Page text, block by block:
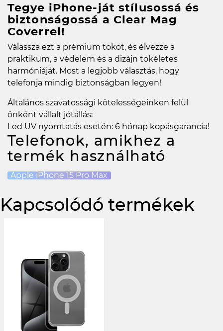
Tegye iPhone-ját stílusossá és
biztonságossá a Clear Mag
Coverrel!
Válassza ezt a prémium tokot, és élvezze a
praktikum, a védelem és a dizájn tökéletes
harmóniáját. Most a legjobb választás, hogy
telefonja mindig biztonságban legyen!
Általános szavatossági kötelességeinken felül
önként vállalt jótállás:
Led UV nyomtatás esetén: 6 hónap kopásgarancia!
Telefonok, amikhez a
termék használható
Apple iPhone 15 Pro Max
Kapcsolódó termékek